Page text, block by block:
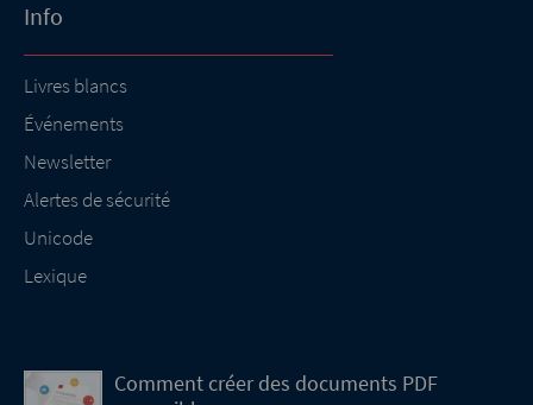
Info
Livres blancs
Événements
Newsletter
Alertes de sécurité
Unicode
Lexique
Comment créer des documents PDF